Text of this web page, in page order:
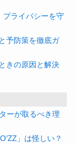
プライバシーを守
予防策を徹底ガ
きの原因と解決
ーが取るべき理
」は怪しい？